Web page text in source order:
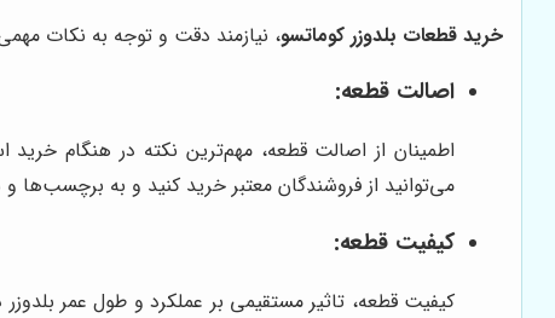
خرید قطعات بلدوزر کوماتسو، نیازمند دقت و توجه به نکات
اصالت قطعه:
اطمینان از اصالت قطعه، مهم‌ترین نکته در هنگام
می‌توانید از فروشندگان معتبر خرید کنید و به برچسب‌ها
کیفیت قطعه:
کیفیت قطعه، تاثیر مستقیمی بر عملکرد و طول عمر بلدوزر